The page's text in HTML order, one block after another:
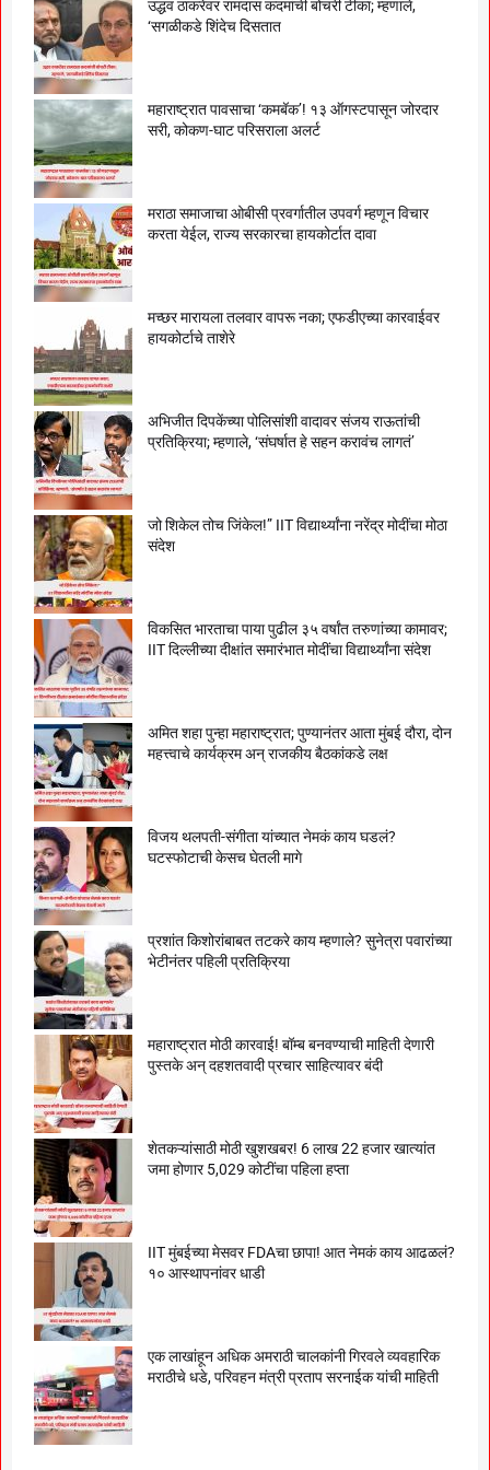
उद्धव ठाकरेंवर रामदास कदमांची बोचरी टीका; म्हणाले,
‘सगळीकडे शिंदेच दिसतात
महाराष्ट्रात पावसाचा ‘कमबॅक’! १३ ऑगस्टपासून जोरदार
सरी, कोकण-घाट परिसराला अलर्ट
मराठा समाजाचा ओबीसी प्रवर्गातील उपवर्ग म्हणून विचार
करता येईल, राज्य सरकारचा हायकोर्टात दावा
मच्छर मारायला तलवार वापरू नका; एफडीएच्या कारवाईवर
हायकोर्टाचे ताशेरे
अभिजीत दिपकेंच्या पोलिसांशी वादावर संजय राऊतांची
प्रतिक्रिया; म्हणाले, ‘संघर्षात हे सहन करावंच लागतं’
जो शिकेल तोच जिंकेल!” IIT विद्यार्थ्यांना नरेंद्र मोदींचा मोठा
संदेश
विकसित भारताचा पाया पुढील ३५ वर्षांत तरुणांच्या कामावर;
IIT दिल्लीच्या दीक्षांत समारंभात मोदींचा विद्यार्थ्यांना संदेश
अमित शहा पुन्हा महाराष्ट्रात; पुण्यानंतर आता मुंबई दौरा, दोन
महत्त्वाचे कार्यक्रम अन् राजकीय बैठकांकडे लक्ष
विजय थलपती-संगीता यांच्यात नेमकं काय घडलं?
घटस्फोटाची केसच घेतली मागे
प्रशांत किशोरांबाबत तटकरे काय म्हणाले? सुनेत्रा पवारांच्या
भेटीनंतर पहिली प्रतिक्रिया
महाराष्ट्रात मोठी कारवाई! बॉम्ब बनवण्याची माहिती देणारी
पुस्तके अन् दहशतवादी प्रचार साहित्यावर बंदी
शेतकऱ्यांसाठी मोठी खुशखबर! 6 लाख 22 हजार खात्यांत
जमा होणार 5,029 कोटींचा पहिला हप्ता
IIT मुंबईच्या मेसवर FDAचा छापा! आत नेमकं काय आढळलं?
१० आस्थापनांवर धाडी
एक लाखांहून अधिक अमराठी चालकांनी गिरवले व्यवहारिक
मराठीचे धडे, परिवहन मंत्री प्रताप सरनाईक यांची माहिती